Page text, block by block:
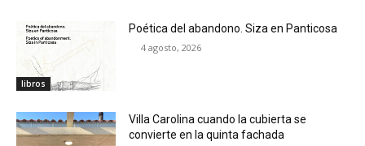
libros
Poética del abandono. Siza en Panticosa
4 agosto, 2026
Villa Carolina cuando la cubierta se
convierte en la quinta fachada